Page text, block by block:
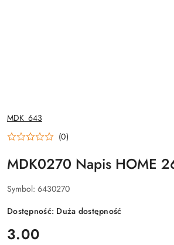
NAZWA
PRODUCENTA:
MDK_643
(0)
MDK0270 Napis HOME
Symbol: 6430270
Dostępność: Duża dostępność
cena:
3.00